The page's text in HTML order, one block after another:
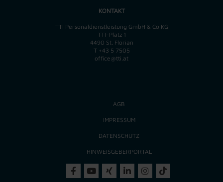
KONTAKT
TTI Personaldienstleistung GmbH & Co KG
TTI-Platz 1
4490 St. Florian
T +43 5 7505
office@tti.at
AGB
IMPRESSUM
DATENSCHUTZ
HINWEISGEBERPORTAL